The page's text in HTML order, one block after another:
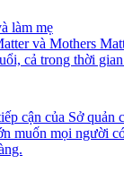
làm mẹ
và Mothers
cả trong thời
cận của Sở quản
muốn mọi người